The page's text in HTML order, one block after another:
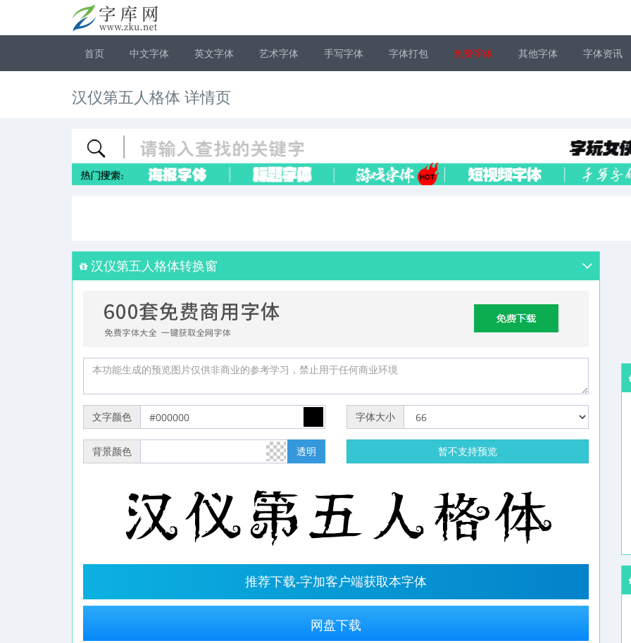
首页 中文字体 英文字体 艺术字体 手写字体 字体打包 免费字体 其他字体 字体资讯
汉仪第五人格体 详情页
汉仪第五人格体转换窗
文字颜色 字体大小
背景颜色 透明 暂不支持预览
推荐下载-字加客户端获取本字体
网盘下载